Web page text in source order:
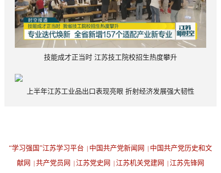
技能成才正当时 江苏技工院校招生热度攀升
上半年江苏工业品出口表现亮眼 折射经济发展强大韧性
“学习强国”江苏学习平台 | 中国共产党新闻网 | 中国共产党历史和文
献网 | 共产党员网 | 江苏党史网 | 江苏机关党建网 | 江苏先锋网